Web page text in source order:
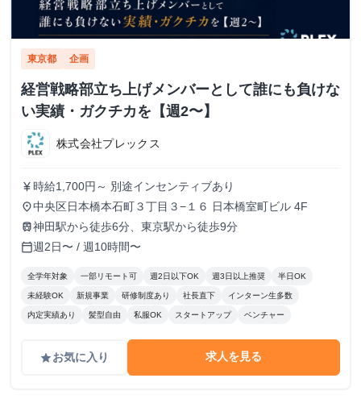
東京都 企画
経営戦略部立ち上げメンバーとして誰にも負けな
い実績・ガクチカを【週2〜】
株式会社プレックス
currency_yen 時給1,700円～ 別途インセンティブあり
place中央区日本橋本石町３丁目３−１６ 日本橋室町ビル 4F
train神田駅から徒歩6分、東京駅から徒歩9分
calendar_today週2日〜 / 週10時間〜
全学年対象 一部リモート可 週2日以下OK 週3日以上推奨 半日OK
未経験OK 新規事業 研修制度あり 社長直下 インターン生多数
内定実績あり 髪型自由 私服OK スタートアップ ベンチャー
gradeお気に入り 求人を見る